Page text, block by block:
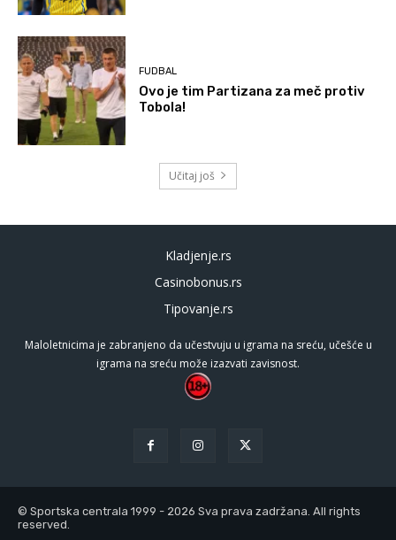
FUDBAL
Ovo je tim Partizana za meč protiv
Tobola!
Učitaj još
Kladjenje.rs
Casinobonus.rs
Tipovanje.rs
Maloletnicima je zabranjeno da učestvuju u igrama na sreću, učešće u
igrama na sreću može izazvati zavisnost.
© Sportska centrala 1999 - 2026 Sva prava zadržana. All rights
reserved.